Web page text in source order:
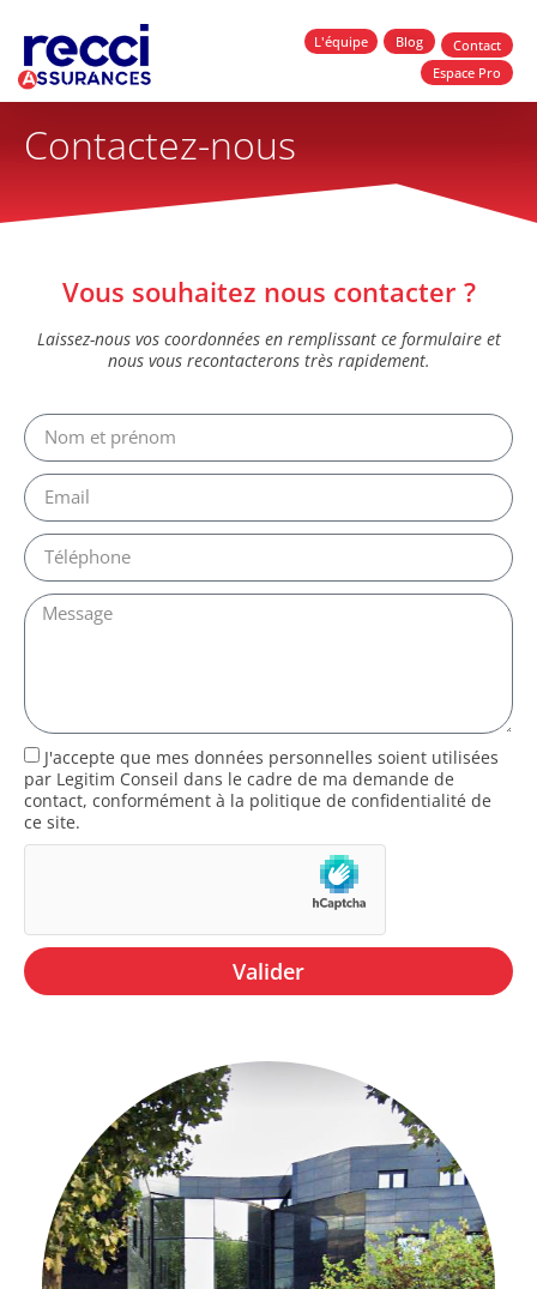
L'équipe Blog
Contact
Espace Pro
Contactez-nous
Vous souhaitez nous contacter ?
Laissez-nous vos coordonnées en remplissant ce formulaire et
nous vous recontacterons très rapidement.
J'accepte que mes données personnelles soient utilisées
par Legitim Conseil dans le cadre de ma demande de
contact, conformément à la politique de confidentialité de
ce site.
Valider